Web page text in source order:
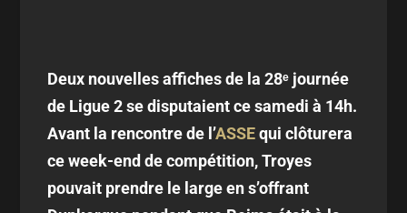
Deux nouvelles affiches de la 28ᵉ journée
de Ligue 2 se disputaient ce samedi à 14h.
Avant la rencontre de l’ASSEqui clôturera
ce week-end de compétition, Troyes
pouvait prendre le large en s’offrant